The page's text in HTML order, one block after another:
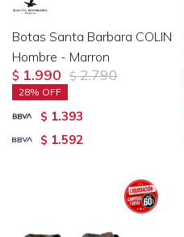
Botas Santa Barbara COLIN
Hombre - Marron
$ 1.990 $ 2.790
28
$ 1.393
$ 1.592